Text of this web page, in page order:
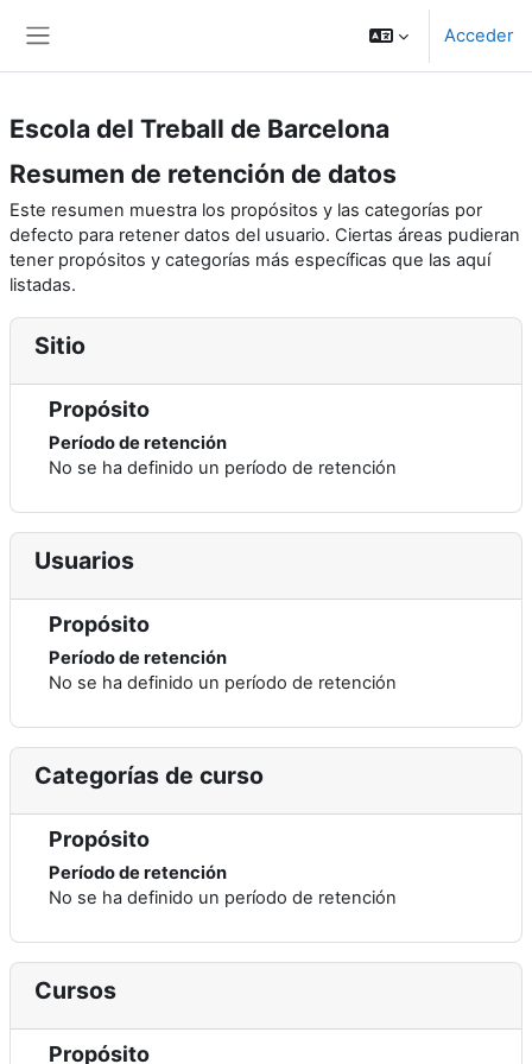
Acceder
Escola del Treball de Barcelona
Resumen de retención de datos
Este resumen muestra los propósitos y las categorías por
defecto para retener datos del usuario. Ciertas áreas pudieran
tener propósitos y categorías más específicas que las aquí
listadas.
Sitio
Propósito
Período de retención
No se ha definido un período de retención
Usuarios
Propósito
Período de retención
No se ha definido un período de retención
Categorías de curso
Propósito
Período de retención
No se ha definido un período de retención
Cursos
Propósito